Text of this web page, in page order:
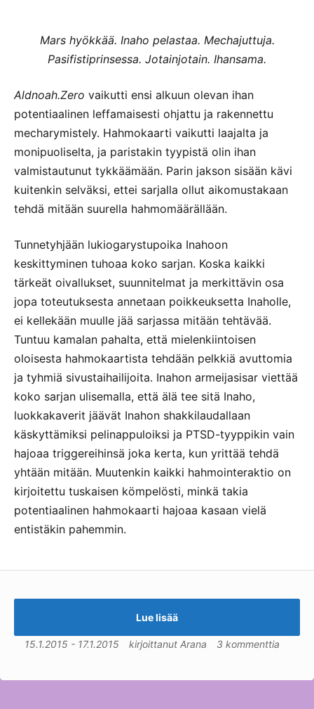
Mars hyökkää. Inaho pelastaa. Mechajuttuja.
Pasifistiprinsessa. Jotainjotain. Ihansama.
Aldnoah.Zero vaikutti ensi alkuun olevan ihan
potentiaalinen leffamaisesti ohjattu ja rakennettu
mecharymistely. Hahmokaarti vaikutti laajalta ja
monipuoliselta, ja paristakin tyypistä olin ihan
valmistautunut tykkäämään. Parin jakson sisään kävi
kuitenkin selväksi, ettei sarjalla ollut aikomustakaan
tehdä mitään suurella hahmomäärällään.
Tunnetyhjään lukiogarystupoika Inahoon
keskittyminen tuhoaa koko sarjan. Koska kaikki
tärkeät oivallukset, suunnitelmat ja merkittävin osa
jopa toteutuksesta annetaan poikkeuksetta Inaholle,
ei kellekään muulle jää sarjassa mitään tehtävää.
Tuntuu kamalan pahalta, että mielenkiintoisen
oloisesta hahmokaartista tehdään pelkkiä avuttomia
ja tyhmiä sivustaihailijoita. Inahon armeijasisar viettää
koko sarjan ulisemalla, että älä tee sitä Inaho,
luokkakaverit jäävät Inahon shakkilaudallaan
käskyttämiksi pelinappuloiksi ja PTSD-tyyppikin vain
hajoaa triggereihinsä joka kerta, kun yrittää tehdä
yhtään mitään. Muutenkin kaikki hahmointeraktio on
kirjoitettu tuskaisen kömpelösti, minkä takia
potentiaalinen hahmokaarti hajoaa kasaan vielä
entistäkin pahemmin.
Lue lisää
15.1.2015 - 17.1.2015 kirjoittanut Arana 3 kommenttia